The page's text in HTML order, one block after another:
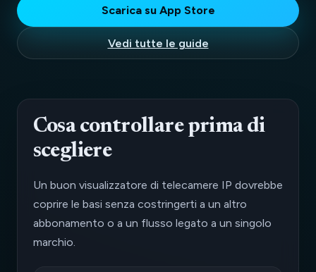
Scarica su App Store
Vedi tutte le guide
Cosa controllare prima di
scegliere
Un buon visualizzatore di telecamere IP dovrebbe
coprire le basi senza costringerti a un altro
abbonamento o a un flusso legato a un singolo
marchio.